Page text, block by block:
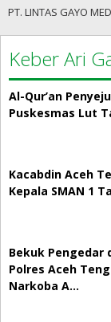
PT. LINTAS GAYO
Keber Ari
Al-Qur’an
Puskesmas Lut
Kacabdin Aceh
Kepala SMAN 1
Bekuk Pengedar
Polres Aceh
Narkoba A…